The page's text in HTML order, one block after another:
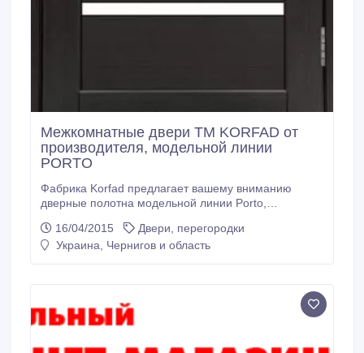
Межкомнатные двери ТМ KORFAD от
производителя, модельной линии
PORTO
Фабрика Korfad предлагает вашему вниманию
дверные полотна модельной линии Porto,
качественых материалов. Двери виполнены в
четырёх цветах ценных пород дерева: венге, орех,
16/04/2015
Двери, перегородки
Украина, Чернигов и область